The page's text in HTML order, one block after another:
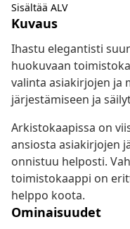
Sisältää ALV
Kuvaus
Ihastu elegantisti
huokuvaan
valinta asiakirjojen ja
järjestämiseen ja
Arkistokaapissa on
ansiosta asiakirjojen
onnistuu helposti.
toimistokaappi on
helppo koota.
Ominaisuudet